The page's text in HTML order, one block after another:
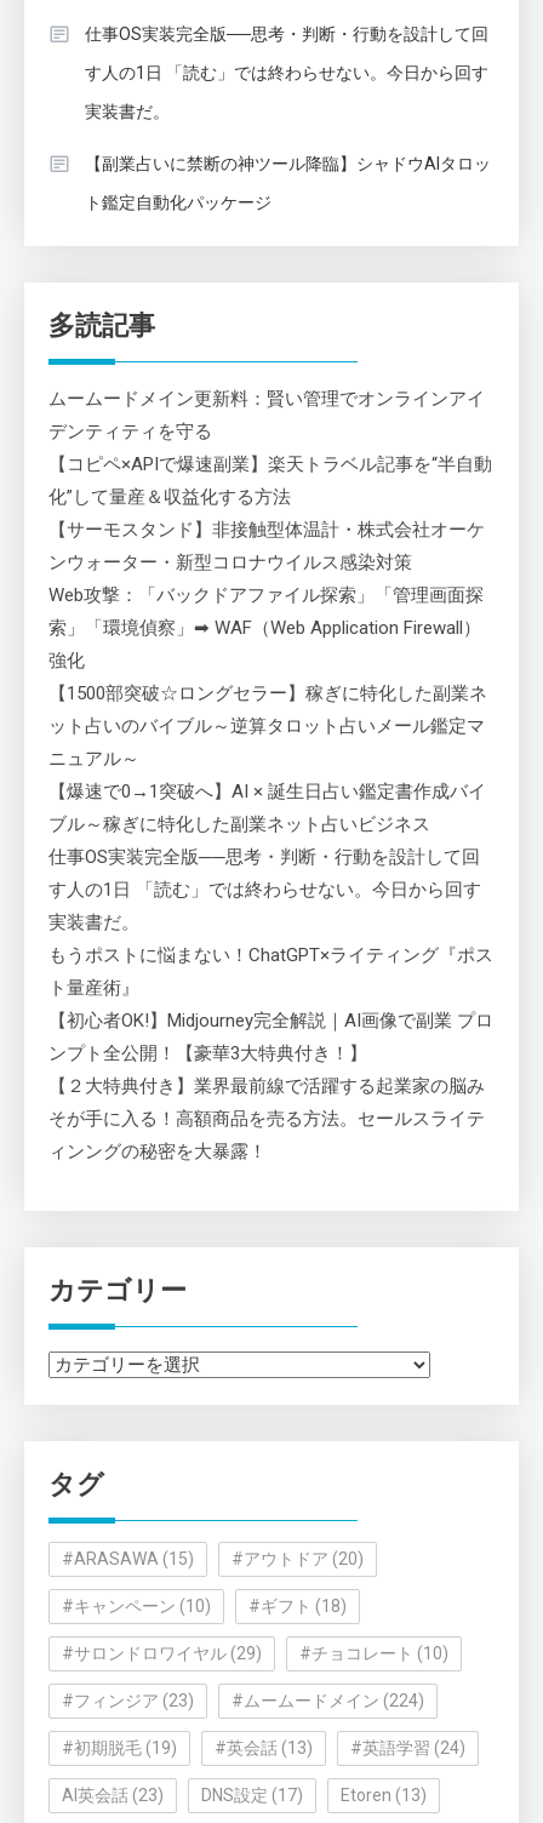
仕事OS実装完全版──思考・判断・行動を設計して回
す人の1日 「読む」では終わらせない。今日から回す
実装書だ。
【副業占いに禁断の神ツール降臨】シャドウAIタロッ
ト鑑定自動化パッケージ
多読記事
ムームードメイン更新料：賢い管理でオンラインアイ
デンティティを守る
【コピペ×APIで爆速副業】楽天トラベル記事を“半自動
化”して量産＆収益化する方法
【サーモスタンド】非接触型体温計・株式会社オーケ
ンウォーター・新型コロナウイルス感染対策
Web攻撃：「バックドアファイル探索」「管理画面探
索」「環境偵察」➡ WAF（Web Application Firewall）
強化
【1500部突破☆ロングセラー】稼ぎに特化した副業ネ
ット占いのバイブル～逆算タロット占いメール鑑定マ
ニュアル～
【爆速で0→1突破へ】AI × 誕生日占い鑑定書作成バイ
ブル～稼ぎに特化した副業ネット占いビジネス
仕事OS実装完全版──思考・判断・行動を設計して回
す人の1日 「読む」では終わらせない。今日から回す
実装書だ。
もうポストに悩まない！ChatGPT×ライティング『ポス
ト量産術』
【初心者OK!】Midjourney完全解説｜AI画像で副業 プロ
ンプト全公開！【豪華3大特典付き！】
【２大特典付き】業界最前線で活躍する起業家の脳み
そが手に入る！高額商品を売る方法。セールスライテ
ィンングの秘密を大暴露！
カテゴリー
カ
ー
タグ
#ARASAWA (15) #アウトドア (20)
#キャンペーン (10) #ギフト (18)
#サロンドロワイヤル (29) #チョコレート (10)
#フィンジア (23) #ムームードメイン (224)
#初期脱毛 (19) #英会話 (13) #英語学習 (24)
AI英会話 (23) DNS設定 (17) Etoren (13)